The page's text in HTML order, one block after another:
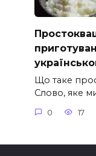
Що таке
Слово, яке
0 17